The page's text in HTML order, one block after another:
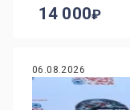
14 000
06.08.2026